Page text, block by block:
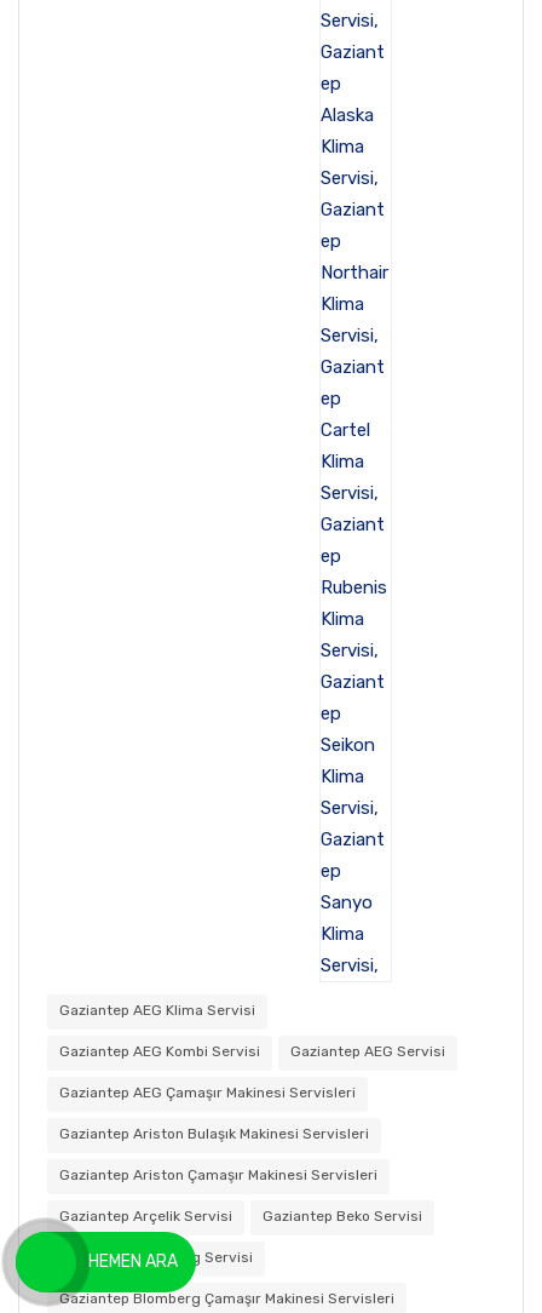
Gaziantep AEG Klima Servisi
Gaziantep AEG Kombi Servisi Gaziantep AEG Servisi
Gaziantep AEG Çamaşır Makinesi Servisleri
Gaziantep Ariston Bulaşık Makinesi Servisleri
Gaziantep Ariston Çamaşır Makinesi Servisleri
Gaziantep Arçelik Servisi Gaziantep Beko Servisi
Gaziantep Blomberg Servisi
Gaziantep Blomberg Çamaşır Makinesi Servisleri
HEMEN ARA